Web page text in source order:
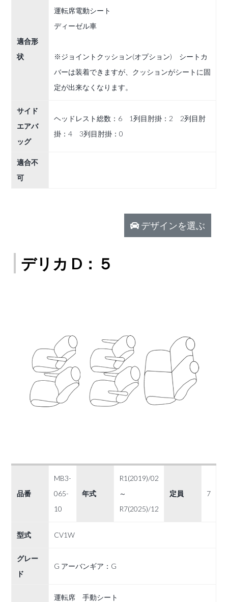
適合形
状
運転席電動シート
ディーゼル車
※ジョイントクッション(オプション) シートカ
バーは装着できますが、クッションがシートに固
定が出来なくなります。
サイド
エアバ
ッグ
ヘッドレスト総数：6 1列目肘掛：2 2列目肘
掛：4 3列目肘掛：0
適合不
可
デザインを選ぶ
デリカ D：５
品番
MB3-
065-
10
年式
R1(2019)/02
～
R7(2025)/12
定員 7
型式 CV1W
グレー
ド
G アーバンギア：G
運転席 手動シート